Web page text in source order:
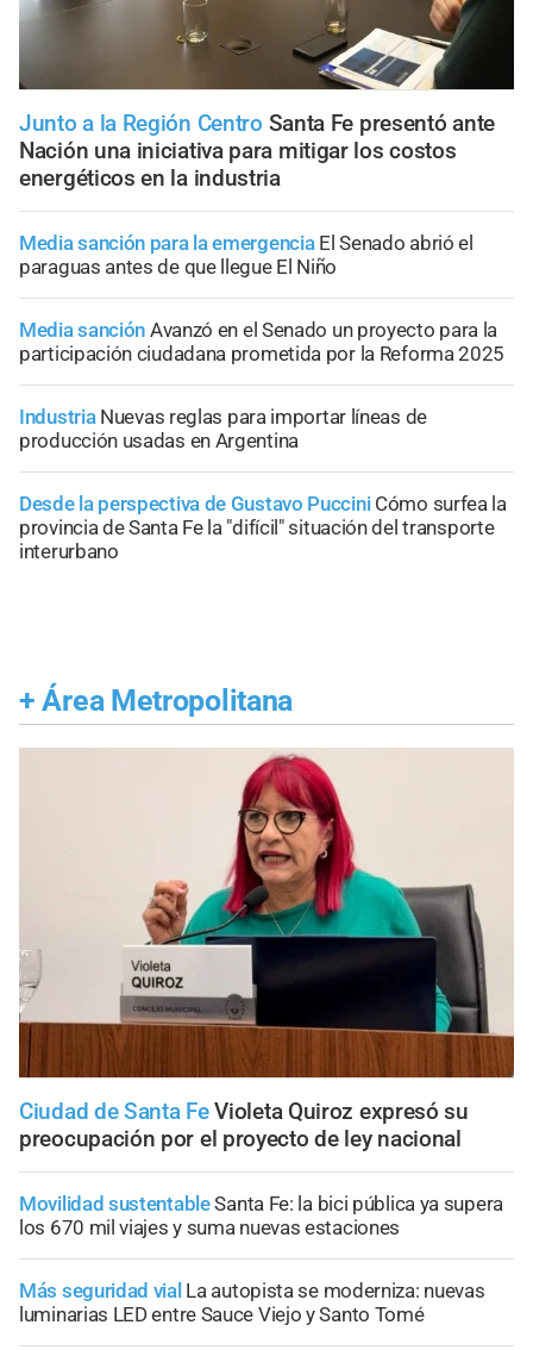
Junto a la Región Centro Santa Fe presentó ante
Nación una iniciativa para mitigar los costos
energéticos en la industria
Media sanción para la emergencia El Senado abrió el
paraguas antes de que llegue El Niño
Media sanción Avanzó en el Senado un proyecto para la
participación ciudadana prometida por la Reforma 2025
Industria Nuevas reglas para importar líneas de
producción usadas en Argentina
Desde la perspectiva de Gustavo Puccini Cómo surfea la
provincia de Santa Fe la "difícil" situación del transporte
interurbano
+ Área Metropolitana
Ciudad de Santa Fe Violeta Quiroz expresó su
preocupación por el proyecto de ley nacional
Movilidad sustentableSanta Fe: la bici pública ya supera
los 670 mil viajes y suma nuevas estaciones
Más seguridad vial La autopista se moderniza: nuevas
luminarias LED entre Sauce Viejo y Santo Tomé